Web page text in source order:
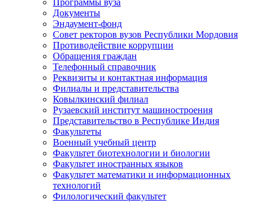
Документы
Эндаумент-фонд
Совет ректоров вузов Республики Мордовия
Противодействие коррупции
Обращения граждан
Телефонный справочник
Реквизиты и контактная информация
Филиалы и представительства
Ковылкинский филиал
Рузаевский институт машиностроения
Представительство в Республике Индия
Факультеты
Военный учебный центр
Факультет биотехнологии и биологии
Факультет иностранных языков
Факультет математики и информационных
технологий
Филологический факультет